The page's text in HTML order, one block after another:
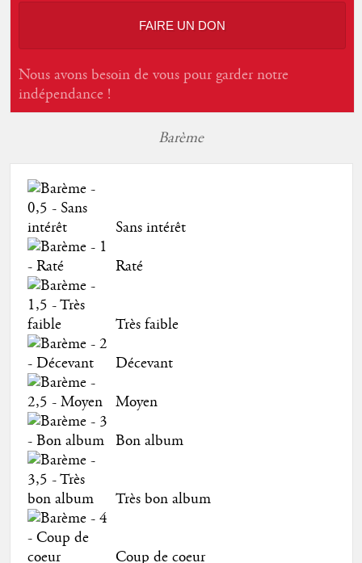
FAIRE UN DON
Nous avons besoin de vous pour garder notre
indépendance !
Barème
Sans intérêt
Raté
Très faible
Décevant
Moyen
Bon album
Très bon album
Coup de coeur